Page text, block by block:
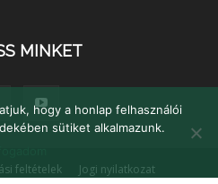
MINKET
feltételek
Jogi nyilatkozat
hogy a honlap felhasználói
sütiket alkalmazunk.